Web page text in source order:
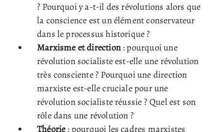
? Pourquoi y a-t-il des révolutions alors que
la conscience est un élément conservateur
dans le processus historique ?
Marxisme et direction: pourquoi une
révolution socialiste est-elle une révolution
très consciente ? Pourquoi une direction
marxiste est-elle cruciale pour une
révolution socialiste réussie ? Quel est son
rôle dans une révolution ?
Théorie: pourquoi les cadres marxistes